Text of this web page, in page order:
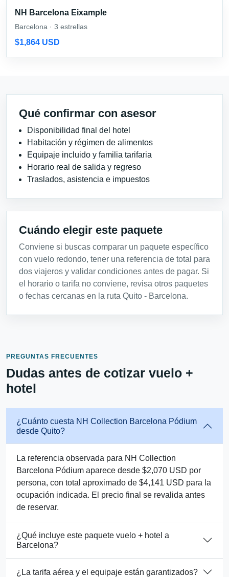
NH Barcelona Eixample
Barcelona · 3 estrellas
$1,864 USD
Qué confirmar con asesor
Disponibilidad final del hotel
Habitación y régimen de alimentos
Equipaje incluido y familia tarifaria
Horario real de salida y regreso
Traslados, asistencia e impuestos
Cuándo elegir este paquete
Conviene si buscas comparar un paquete específico
con vuelo redondo, tener una referencia de total para
dos viajeros y validar condiciones antes de pagar. Si
el horario o tarifa no conviene, revisa otros paquetes
o fechas cercanas en la ruta Quito - Barcelona.
PREGUNTAS FRECUENTES
Dudas antes de cotizar vuelo +
hotel
¿Cuánto cuesta NH Collection Barcelona Pódium
desde Quito?
La referencia observada para NH Collection
Barcelona Pódium aparece desde $2,070 USD por
persona, con total aproximado de $4,141 USD para la
ocupación indicada. El precio final se revalida antes
de reservar.
¿Qué incluye este paquete vuelo + hotel a
Barcelona?
¿La tarifa aérea y el equipaje están garantizados?